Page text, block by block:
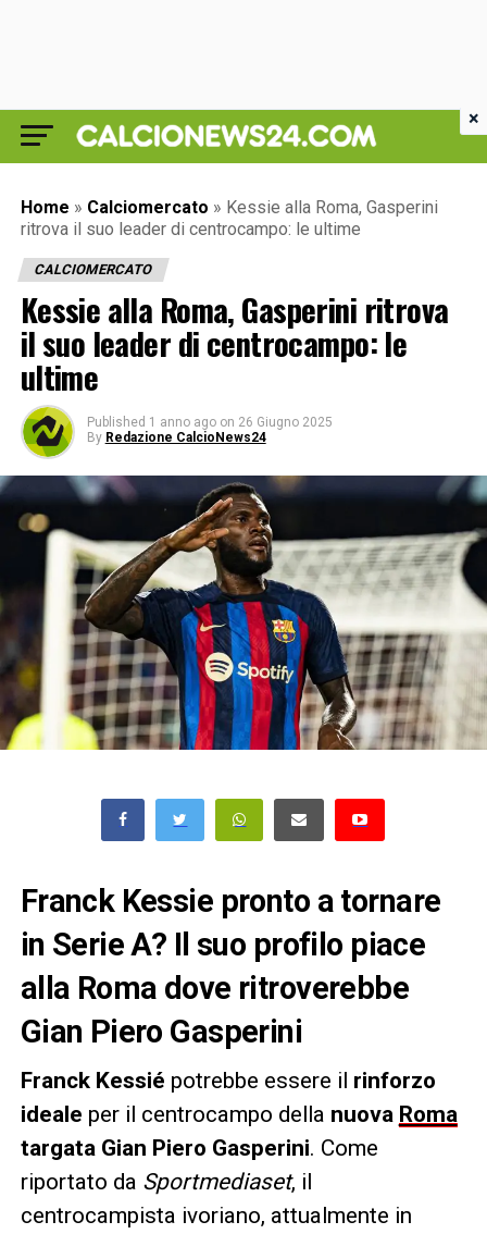
Home » Calciomercato » Kessie alla Roma, Gasperini
ritrova il suo leader di centrocampo: le ultime
CALCIOMERCATO
Kessie alla Roma, Gasperini ritrova
il suo leader di centrocampo: le
ultime
Published 1 anno ago on 26 Giugno 2025
By Redazione CalcioNews24
Franck Kessie pronto a tornare
in Serie A? Il suo profilo piace
alla Roma dove ritroverebbe
Gian Piero Gasperini
Franck Kessié potrebbe essere il rinforzo
ideale per il centrocampo della nuova Roma
targata Gian Piero Gasperini. Come
riportato da Sportmediaset, il
centrocampista ivoriano, attualmente in
×